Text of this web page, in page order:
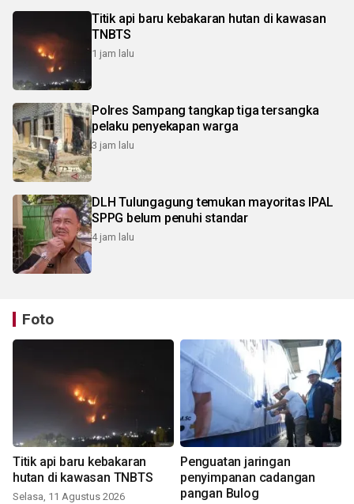
Titik api baru kebakaran hutan di kawasan
TNBTS
1 jam lalu
Polres Sampang tangkap tiga tersangka
pelaku penyekapan warga
3 jam lalu
DLH Tulungagung temukan mayoritas IPAL
SPPG belum penuhi standar
4 jam lalu
Foto
Titik api baru kebakaran
hutan di kawasan TNBTS
Selasa, 11 Agustus 2026
Penguatan jaringan
penyimpanan cadangan
pangan Bulog